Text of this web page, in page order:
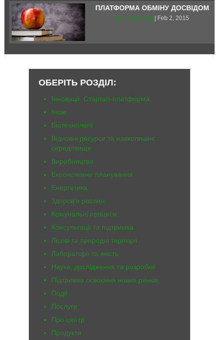
ПЛАТФОРМА ОБМІНУ ДОСВІДОМ
No Comments | Feb 2, 2015
ОБЕРІТЬ РОЗДІЛ:
Iнновації. Стартап-платформа
Інше
Біотехнології
Відновні ресурси та навколишнє
середовище
Виробництво
Екосистемне планування
Енергетика
Здоров'я рослин
Комунальні процеси
Консультації та підтримка
Лісові та природні теріторії
Лабораторії та якість
Наука, дослідження та розробки
Підтримка освоєння нових ринків
Події
Послуги
Про центр
Продукти